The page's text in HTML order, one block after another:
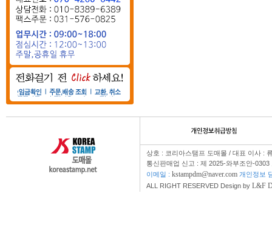
상호 : 코리아스탬프 도매몰 / 대표 이사 :
통신판매업 신고 : 제 2025-와부조안-
이메일 : kstampdm@naver.com 개인정보
ALL RIGHT RESERVED Design by L&F